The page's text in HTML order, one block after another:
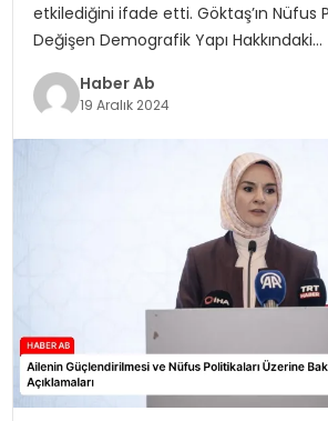
etkilediğini ifade etti. Göktaş’ın Nüfus
Değişen Demografik Yapı Hakkındaki…
Haber Ab
19 Aralık 2024